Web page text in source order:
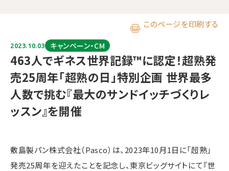
463人でギネス世界記録™に認定！超熟発
売25周年「超熟の日」特別企画 世界最多
人数で挑む『最大のサンドイッチづくりレ
ッスン』を開催
2023.10.03 キャンペーン・CM
このページを印刷する
敷島製パン株式会社（Pasco）は、2023年10月1日に「超熟」
発売25周年を迎えたことを記念し、東京ビッグサイトにて『世